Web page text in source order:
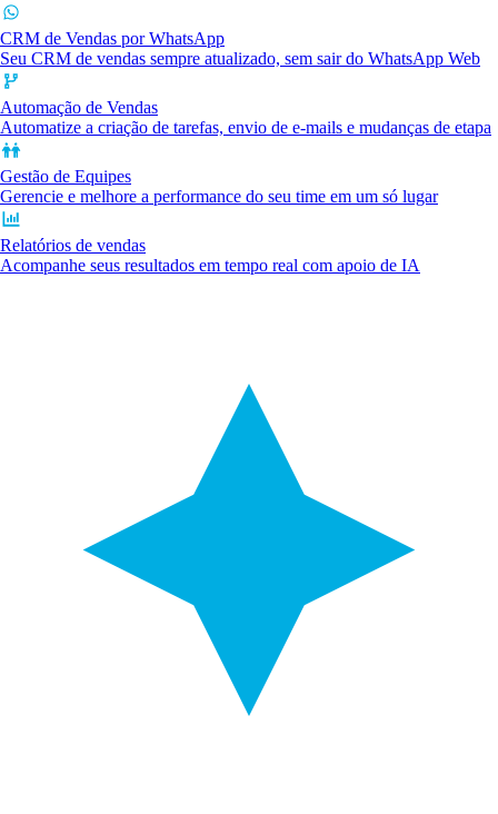
CRM de Vendas por WhatsApp
Seu CRM de vendas sempre atualizado, sem sair do WhatsApp Web
Automação de Vendas
Automatize a criação de tarefas, envio de e-mails e mudanças de etapa
Gestão de Equipes
Gerencie e melhore a performance do seu time em um só lugar
Relatórios de vendas
Acompanhe seus resultados em tempo real com apoio de IA